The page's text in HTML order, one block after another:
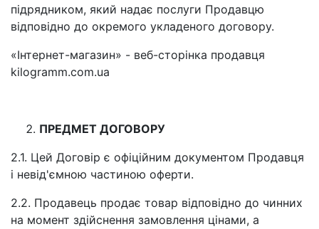
підрядником, який надає послуги Продавцю
відповідно до окремого укладеного договору.
«Інтернет-магазин» - веб-сторінка продавця
kilogramm.com.ua
ПРЕДМЕТ ДОГОВОРУ
2.1. Цей Договір є офіційним документом Продавця
і невід'ємною частиною оферти.
2.2. Продавець продає товар відповідно до чинних
на момент здійснення замовлення цінами, а